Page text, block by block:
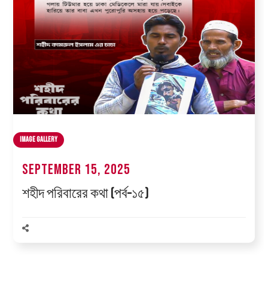
Image Gallery
September 15, 2025
শহীদ পরিবারের কথা (পর্ব–১৫)